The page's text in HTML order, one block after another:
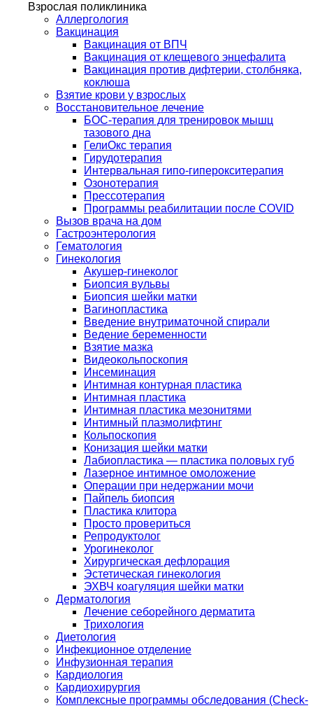
Взрослая поликлиника
Аллергология
Вакцинация
Вакцинация от ВПЧ
Вакцинация от клещевого энцефалита
Вакцинация против дифтерии, столбняка,
коклюша
Взятие крови у взрослых
Восстановительное лечение
БОС-терапия для тренировок мышц
тазового дна
ГелиОкс терапия
Гирудотерапия
Интервальная гипо-гиперокситерапия
Озонотерапия
Прессотерапия
Программы реабилитации после СOVID
Вызов врача на дом
Гастроэнтерология
Гематология
Гинекология
Акушер-гинеколог
Биопсия вульвы
Биопсия шейки матки
Вагинопластика
Введение внутриматочной спирали
Ведение беременности
Взятие мазка
Видеокольпоскопия
Инсеминация
Интимная контурная пластика
Интимная пластика
Интимная пластика мезонитями
Интимный плазмолифтинг
Кольпоскопия
Конизация шейки матки
Лабиопластика — пластика половых губ
Лазерное интимное омоложение
Операции при недержании мочи
Пайпель биопсия
Пластика клитора
Просто провериться
Репродуктолог
Урогинеколог
Хирургическая дефлорация
Эстетическая гинекология
ЭХВЧ коагуляция шейки матки
Дерматология
Лечение себорейного дерматита
Трихология
Диетология
Инфекционное отделение
Инфузионная терапия
Кардиология
Кардиохирургия
Комплексные программы обследования (Check-